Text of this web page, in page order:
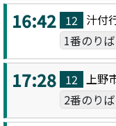
16:42 12 汁付
1番のりば
17:28 12 上野
2番のりば